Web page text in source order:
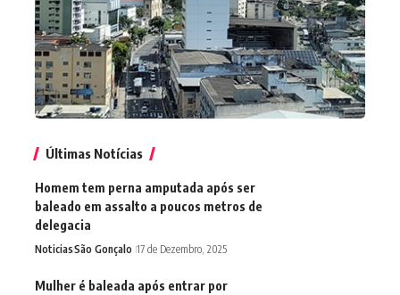
Últimas Notícias
Homem tem perna amputada após ser
baleado em assalto a poucos metros de
delegacia
NoticiasSão Gonçalo 17 de Dezembro, 2025
Mulher é baleada após entrar por